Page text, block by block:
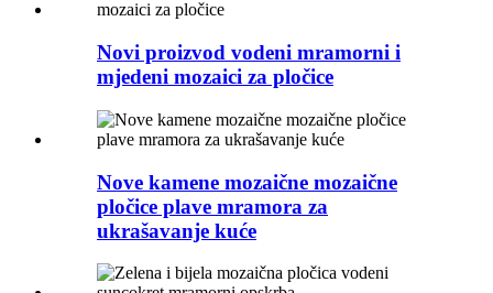
Novi proizvod vodeni mramorni i
mjedeni mozaici za pločice
Nove kamene mozaične mozaične
pločice plave mramora za
ukrašavanje kuće